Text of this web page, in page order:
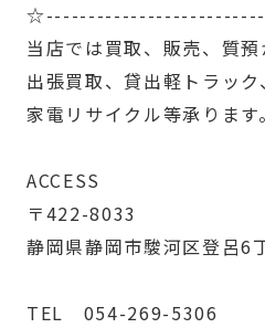
当店では買取、販売、質預
出張買取、貸出軽トラッ
家電リサイクル等承ります。
ACCESS
〒422-8033
静岡県静岡市駿河区登呂6
TEL 054-269-5306